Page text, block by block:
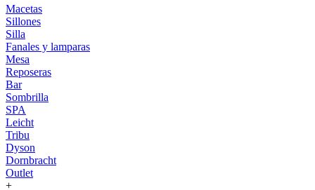
Macetas
Sillones
Silla
Fanales y lamparas
Mesa
Reposeras
Bar
Sombrilla
SPA
Leicht
Tribu
Dyson
Dornbracht
Outlet
+